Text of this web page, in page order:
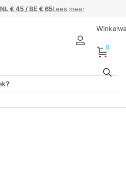
NL € 45 / BE € 65Lees meer
NL € 45 / BE € 65
0